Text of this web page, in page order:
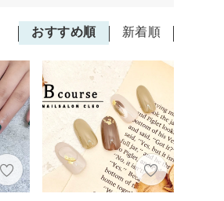
おすすめ順 新着順